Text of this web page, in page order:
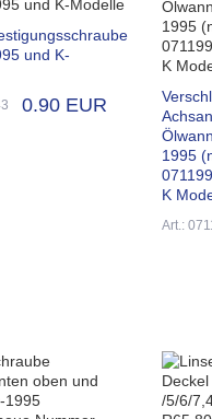
und K-
0.90 EUR
1995
K
Art.: